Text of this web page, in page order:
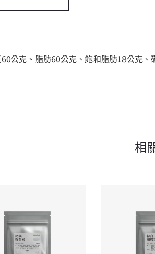
公克、脂肪60公克、飽和脂肪18公克
相